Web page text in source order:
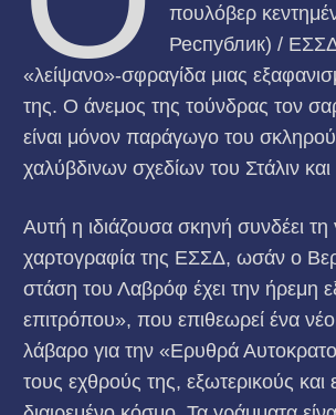
πουλόβερ
Республик) /
«λείψανο»-σφραγίδα μιας
της. Ο άνεμος της τούνδρας τον
είναι μόνον παράγωγο του
χαλύβδινων σχεδίων του Στάλιν και
Αυτή η ιδιάζουσα σκηνή συνδέει
χαρτογραφία της ΕΣΣΔ, ωσάν ο
στάση του Λαβρόφ έχει την ήρεμη
επιτρόπου», που επιθεωρεί ένα
λάβαρο για την «Ερυθρά
τους εχθρούς της, εξωτερικούς